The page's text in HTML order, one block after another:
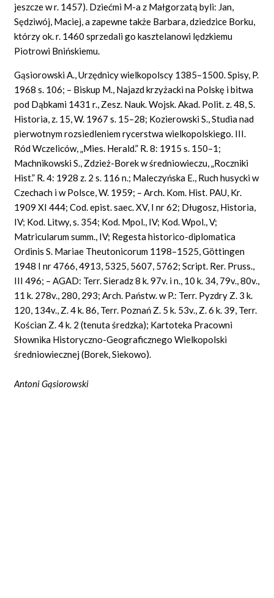
jeszcze w r. 1457). Dziećmi M-a z Małgorzatą byli: Jan,
Sędziwój, Maciej, a zapewne także Barbara, dziedzice Borku,
którzy ok. r. 1460 sprzedali go kasztelanowi lędzkiemu
Piotrowi Bnińskiemu.
Gąsiorowski A., Urzędnicy wielkopolscy 1385–1500. Spisy, P.
1968 s. 106; – Biskup M., Najazd krzyżacki na Polskę i bitwa
pod Dąbkami 1431 r., Zesz. Nauk. Wojsk. Akad. Polit. z. 48, S.
Historia, z. 15, W. 1967 s. 15–28; Kozierowski S., Studia nad
pierwotnym rozsiedleniem rycerstwa wielkopolskiego. III.
Ród Wczeliców, „Mies. Herald.” R. 8: 1915 s. 150–1;
Machnikowski S., Zdzież-Borek w średniowieczu, „Roczniki
Hist.” R. 4: 1928 z. 2 s. 116 n.; Maleczyńska E., Ruch husycki w
Czechach i w Polsce, W. 1959; – Arch. Kom. Hist. PAU, Kr.
1909 XI 444; Cod. epist. saec. XV, I nr 62; Długosz, Historia,
IV; Kod. Litwy, s. 354; Kod. Mpol., IV; Kod. Wpol., V;
Matricularum summ., IV; Regesta historico-diplomatica
Ordinis S. Mariae Theutonicorum 1198–1525, Göttingen
1948 I nr 4766, 4913, 5325, 5607, 5762; Script. Rer. Pruss.,
III 496; – AGAD: Terr. Sieradz 8 k. 97v. i n., 10 k. 34, 79v., 80v.,
11 k. 278v., 280, 293; Arch. Państw. w P.: Terr. Pyzdry Z. 3 k.
120, 134v., Z. 4 k. 86, Terr. Poznań Z. 5 k. 53v., Z. 6 k. 39, Terr.
Kościan Z. 4 k. 2 (tenuta średzka); Kartoteka Pracowni
Słownika Historyczno-Geograficznego Wielkopolski
średniowiecznej (Borek, Siekowo).
Antoni Gąsiorowski